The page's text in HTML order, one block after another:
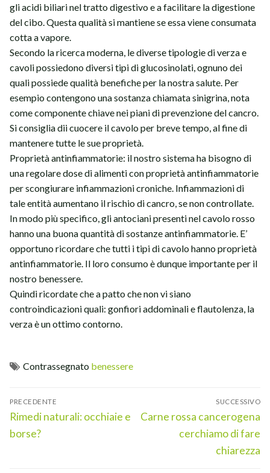
gli acidi biliari nel tratto digestivo e a facilitare la digestione
del cibo. Questa qualità si mantiene se essa viene consumata
cotta a vapore.
Secondo la ricerca moderna, le diverse tipologie di verza e
cavoli possiedono diversi tipi di glucosinolati, ognuno dei
quali possiede qualità benefiche per la nostra salute. Per
esempio contengono una sostanza chiamata sinigrina, nota
come componente chiave nei piani di prevenzione del cancro.
Si consiglia dii cuocere il cavolo per breve tempo, al fine di
mantenere tutte le sue proprietà.
Proprietà antinfiammatorie: il nostro sistema ha bisogno di
una regolare dose di alimenti con proprietà antinfiammatorie
per scongiurare infiammazioni croniche. Infiammazioni di
tale entità aumentano il rischio di cancro, se non controllate.
In modo più specifico, gli antociani presenti nel cavolo rosso
hanno una buona quantità di sostanze antinfiammatorie. E’
opportuno ricordare che tutti i tipi di cavolo hanno proprietà
antinfiammatorie. Il loro consumo è dunque importante per il
nostro benessere.
Quindi ricordate che a patto che non vi siano
controindicazioni quali: gonfiori addominali e flautolenza, la
verza è un ottimo contorno.
Contrassegnato benessere
Navigazione
articoli
PRECEDENTE
Articolo
precedente:
Rimedi naturali: occhiaie e
borse?
SUCCESSIVO
Articolo
successivo:
Carne rossa cancerogena
cerchiamo di fare
chiarezza